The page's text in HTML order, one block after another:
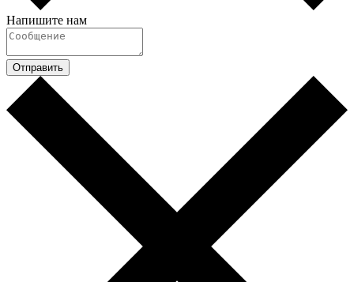
Напишите нам
Отправить